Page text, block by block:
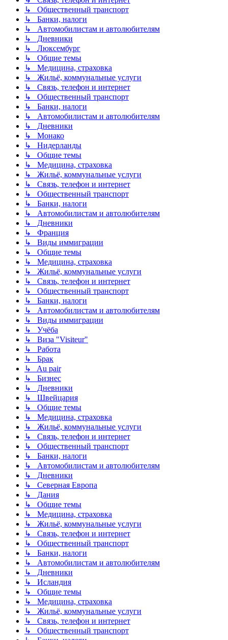
↳ Общественный транспорт
↳ Банки, налоги
↳ Автомобилистам и автолюбителям
↳ Дневники
↳ Люксембург
↳ Общие темы
↳ Медицина, страховка
↳ Жильё, коммунальные услуги
↳ Связь, телефон и интернет
↳ Общественный транспорт
↳ Банки, налоги
↳ Автомобилистам и автолюбителям
↳ Дневники
↳ Монако
↳ Нидерланды
↳ Общие темы
↳ Медицина, страховка
↳ Жильё, коммунальные услуги
↳ Связь, телефон и интернет
↳ Общественный транспорт
↳ Банки, налоги
↳ Автомобилистам и автолюбителям
↳ Дневники
↳ Франция
↳ Виды иммиграции
↳ Общие темы
↳ Медицина, страховка
↳ Жильё, коммунальные услуги
↳ Связь, телефон и интернет
↳ Общественный транспорт
↳ Банки, налоги
↳ Автомобилистам и автолюбителям
↳ Виды иммиграции
↳ Учёба
↳ Виза "Visiteur"
↳ Работа
↳ Брак
↳ Au pair
↳ Бизнес
↳ Дневники
↳ Швейцария
↳ Общие темы
↳ Медицина, страховка
↳ Жильё, коммунальные услуги
↳ Связь, телефон и интернет
↳ Общественный транспорт
↳ Банки, налоги
↳ Автомобилистам и автолюбителям
↳ Дневники
↳ Северная Европа
↳ Дания
↳ Общие темы
↳ Медицина, страховка
↳ Жильё, коммунальные услуги
↳ Связь, телефон и интернет
↳ Общественный транспорт
↳ Банки, налоги
↳ Автомобилистам и автолюбителям
↳ Дневники
↳ Исландия
↳ Общие темы
↳ Медицина, страховка
↳ Жильё, коммунальные услуги
↳ Связь, телефон и интернет
↳ Общественный транспорт